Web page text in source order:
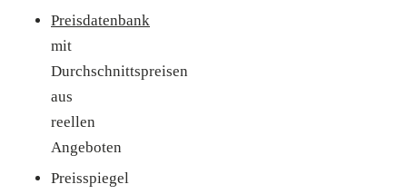
Preisdatenbank
mit
Durchschnittspreisen
aus
reellen
Angeboten
Preisspiegel